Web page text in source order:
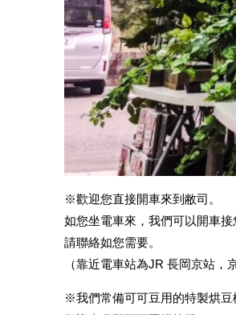
※歡迎您直接開車來到敝司。
如您坐電車來，我們可以開車
請聯絡如您需要。
（靠近電車站為JR 長岡京站，
※我們常備可可豆用的特製烘豆